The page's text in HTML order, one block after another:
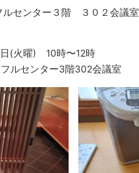
ルセンター３階 ３０２会議室
(火曜) 10時〜12時
センター3階302会議室